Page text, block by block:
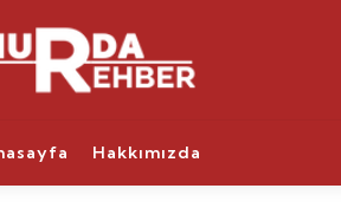
Hakkımızda